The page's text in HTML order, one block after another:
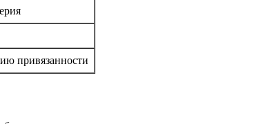
привязанности